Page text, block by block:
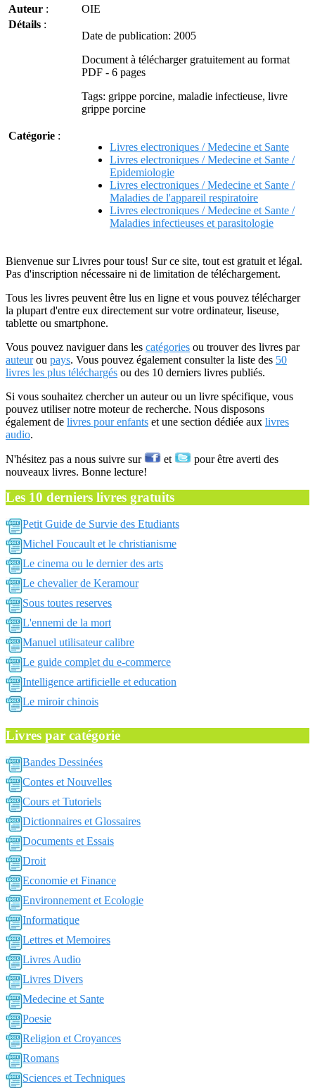
Auteur :
OIE
Détails :
Date de publication: 2005
Document à télécharger gratuitement au format
PDF - 6 pages
Tags: grippe porcine, maladie infectieuse, livre
grippe porcine
Catégorie :
Livres electroniques / Medecine et Sante
Livres electroniques / Medecine et Sante /
Epidemiologie
Livres electroniques / Medecine et Sante /
Maladies de l'appareil respiratoire
Livres electroniques / Medecine et Sante /
Maladies infectieuses et parasitologie
Bienvenue sur Livres pour tous! Sur ce site, tout est gratuit et légal.
Pas d'inscription nécessaire ni de limitation de téléchargement.
Tous les livres peuvent être lus en ligne et vous pouvez télécharger
la plupart d'entre eux directement sur votre ordinateur, liseuse,
tablette ou smartphone.
Vous pouvez naviguer dans les catégories ou trouver des livres par
auteurou pays. Vous pouvez également consulter la liste des 50
livres les plus téléchargés ou des 10 derniers livres publiés.
Si vous souhaitez chercher un auteur ou un livre spécifique, vous
pouvez utiliser notre moteur de recherche. Nous disposons
également de livres pour enfants et une section dédiée aux livres
audio.
N'hésitez pas a nous suivre sur et
pour être averti des
nouveaux livres. Bonne lecture!
Les 10 derniers livres gratuits
Petit Guide de Survie des Etudiants
Michel Foucault et le christianisme
Le cinema ou le dernier des arts
Le chevalier de Keramour
Sous toutes reserves
L'ennemi de la mort
Manuel utilisateur calibre
Le guide complet du e-commerce
Intelligence artificielle et education
Le miroir chinois
Livres par catégorie
Bandes Dessinées
Contes et Nouvelles
Cours et Tutoriels
Dictionnaires et Glossaires
Documents et Essais
Droit
Economie et Finance
Environnement et Ecologie
Informatique
Lettres et Memoires
Livres Audio
Livres Divers
Medecine et Sante
Poesie
Religion et Croyances
Romans
Sciences et Techniques